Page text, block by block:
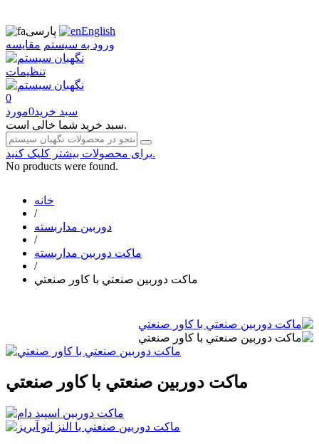
پارسی
English
ورود به سیستم مقایسه
تنظیمات
0
سبد خرید0مورد
سبد خرید شما خالی است.
برای محصولات بیشتر کلیک کنید.
No products were found.
خانه
/
دوربین مداربسته
/
ماکت دوربین مداربسته
/
ماكت دوربين صنعتي با كاور صنعتي
ماكت دوربين صنعتي با كاور صنعتي